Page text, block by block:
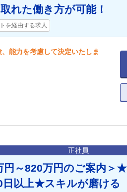
れた働き方が可能！
を経由する求人
能力を考慮して決定いたしま
正社員
円～820万円のご案内＞★
以上★スキルが磨ける